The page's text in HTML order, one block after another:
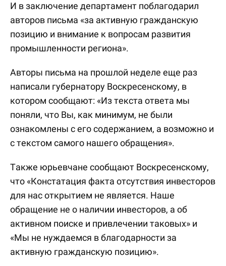
И в заключение департамент поблагодарил
авторов письма «за активную гражданскую
позицию и внимание к вопросам развития
промышленности региона».
Авторы письма на прошлой неделе еще раз
написали губернатору Воскресенскому, в
котором сообщают: «Из текста ответа мы
поняли, что Вы, как минимум, не были
ознакомлены с его содержанием, а возможно и
с текстом самого нашего обращения».
Также юрьевчане сообщают Воскресенскому,
что «Констатация факта отсутствия инвесторов
для нас открытием не является. Наше
обращение не о наличии инвесторов, а об
активном поиске и привлечении таковых» и
«Мы не нуждаемся в благодарности за
активную гражданскую позицию».